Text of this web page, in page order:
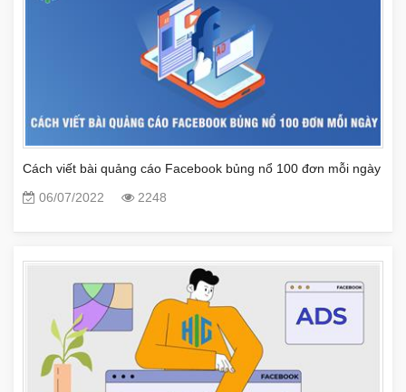
Cách viết bài quảng cáo Facebook bủng nổ 100 đơn mỗi ngày
06/07/2022
2248